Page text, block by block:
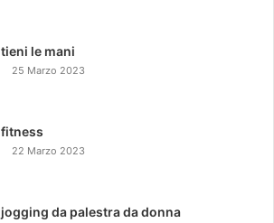
tieni le mani
25 Marzo 2023
fitness
22 Marzo 2023
jogging da palestra da donna